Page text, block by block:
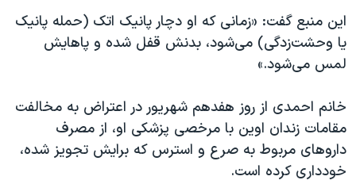
همایش محافظه‌کاران آمریکا «سی‌پک»
صفحه‌های ویژه
سفر پرزیدنت ترامپ به چین
این منبع گفت: «زمانی که او دچار پانیک اتک (حمله پانیک
یا وحشت‌زدگی) می‌شود، بدنش قفل شده و پاهایش
لمس می‌شود.»
خانم احمدی از روز هفدهم شهریور در اعتراض به مخالفت
مقامات زندان اوین با مرخصی پزشکی او، از مصرف
داروهای مربوط به صرع و استرس که برایش تجویز شده،
خودداری کرده است.